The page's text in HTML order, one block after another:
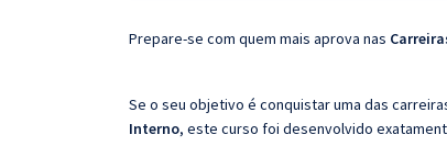
Prepare-se com quem mais aprova nas
Se o seu objetivo é conquistar uma das
Interno, este curso foi desenvolvido